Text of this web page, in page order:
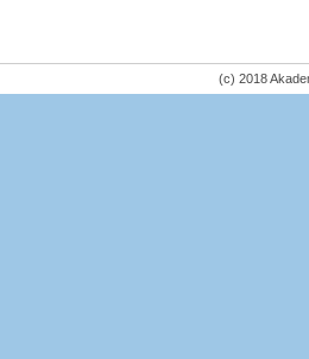
(c) 2018